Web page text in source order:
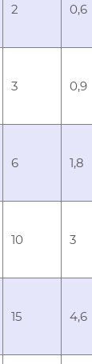
2 0,6
3 0,9
6 1,8
10 3
15 4,6